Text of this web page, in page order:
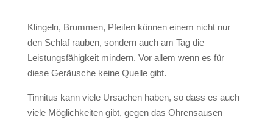
Klingeln, Brummen, Pfeifen können einem nicht nur
den Schlaf rauben, sondern auch am Tag die
Leistungsfähigkeit mindern. Vor allem wenn es für
diese Geräusche keine Quelle gibt.
Tinnitus kann viele Ursachen haben, so dass es auch
viele Möglichkeiten gibt, gegen das Ohrensausen